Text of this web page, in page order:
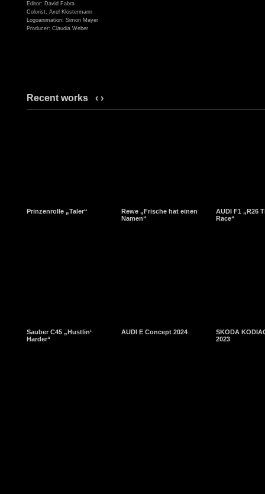
Editor: David Fabra
Colorist: Axel Klostermann
Logoanimation: Simon Mayer
Producer: Claudia Weber
Recent works ‹ ›
Prinzenrolle „Taler“
Rewe „Frische hat einen
Namen“
AUDI F1 „R26
Race“
Sauber C45 „Hustlin‘
Harder“
AUDI E Concept 2024
SKODA
2023